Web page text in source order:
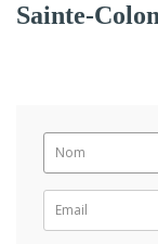
Sainte-